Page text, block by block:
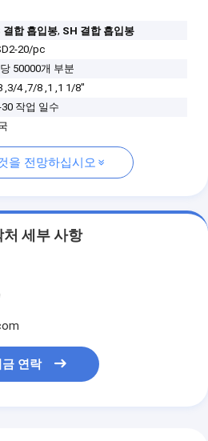
결합 흡입봉, SH 결합 흡입봉
20/pc
50000개 부분
,3/4 ,7/8 ,1 ,1 1/8"
30 작업 일수
을 전망하십시오
처 세부 사항
금 연락